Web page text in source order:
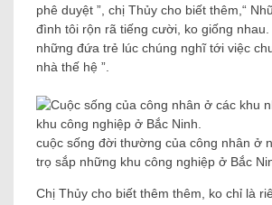
phê duyệt ”, chị Thủy cho biết thêm,“
đình tôi rộn rã tiếng cười, ko giống
những đứa trẻ lúc chúng nghĩ tới việc
nhà thế hệ ”.
cuộc sống đời thường của công nhân ở
trọ sắp những khu công nghiệp ở Bắc
Chị Thủy cho biết thêm thêm, ko chỉ là